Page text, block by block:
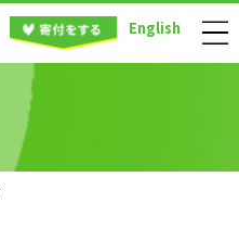
English